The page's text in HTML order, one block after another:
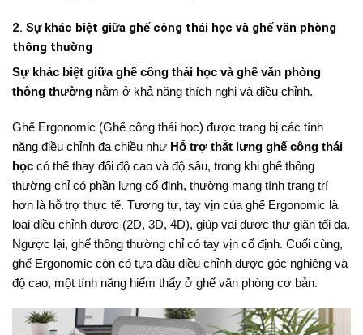
2. Sự khác biệt giữa ghế công thái học và ghế văn phòng
thông thường
Sự khác biệt giữa ghế công thái học và ghế văn phòng
thông thường nằm ở khả năng thích nghi và điều chỉnh.
Ghế Ergonomic (Ghế công thái học) được trang bị các tính
năng điều chỉnh đa chiều như Hỗ trợ thắt lưng ghế công thái
học có thể thay đổi độ cao và độ sâu, trong khi ghế thông
thường chỉ có phần lưng cố định, thường mang tính trang trí
hơn là hỗ trợ thực tế. Tương tự, tay vịn của ghế Ergonomic là
loại điều chỉnh được (2D, 3D, 4D), giúp vai được thư giãn tối đa.
Ngược lại, ghế thông thường chỉ có tay vịn cố định. Cuối cùng,
ghế Ergonomic còn có tựa đầu điều chỉnh được góc nghiêng và
độ cao, một tính năng hiếm thấy ở ghế văn phòng cơ bản.